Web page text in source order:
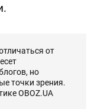
от
но
точки зрения.
OBOZ.UA